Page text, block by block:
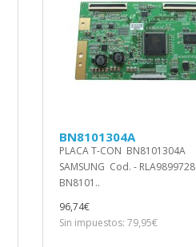
BN8101304A
PLACA T-CON BN8101304A
SAMSUNG Cod. - RLA9899728
BN8101..
96,74€
Sin impuestos: 79,95€